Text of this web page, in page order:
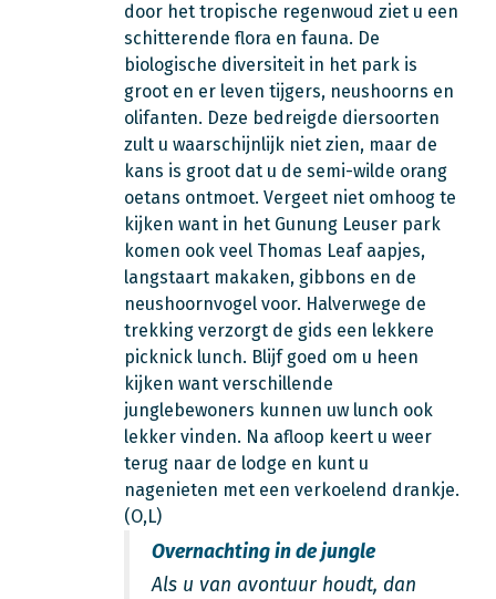
door het tropische regenwoud ziet u een
schitterende flora en fauna. De
biologische diversiteit in het park is
groot en er leven tijgers, neushoorns en
olifanten. Deze bedreigde diersoorten
zult u waarschijnlijk niet zien, maar de
kans is groot dat u de semi-wilde orang
oetans ontmoet. Vergeet niet omhoog te
kijken want in het Gunung Leuser park
komen ook veel Thomas Leaf aapjes,
langstaart makaken, gibbons en de
neushoornvogel voor. Halverwege de
trekking verzorgt de gids een lekkere
picknick lunch. Blijf goed om u heen
kijken want verschillende
junglebewoners kunnen uw lunch ook
lekker vinden. Na afloop keert u weer
terug naar de lodge en kunt u
nagenieten met een verkoelend drankje.
(O,L)
Overnachting in de jungle
Als u van avontuur houdt, dan